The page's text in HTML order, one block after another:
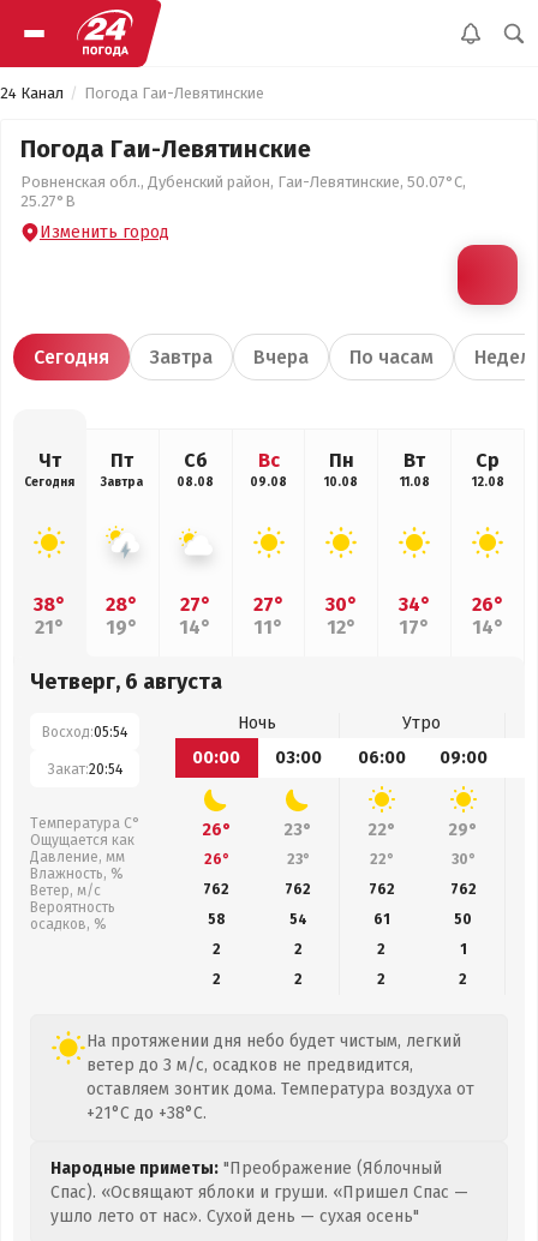
24 Канал Погода Гаи-Левятинские
Погода Гаи-Левятинские
Ровненская обл., Дубенский район, Гаи-Левятинские, 50.07°С,
25.27°В
Изменить город
Сегодня Завтра Вчера По часам
Чт
Сегодня
38°
21°
Пт
Завтра
28°
19°
Сб
08.08
27°
14°
Вс
09.08
27°
11°
Пн
10.08
30°
12°
Вт
11.08
34°
17°
Ср
12.08
26°
14°
Четверг, 6 августа
Восход:05:54
Закат:20:54
Температура С°
Ощущается как
Давление, мм
Влажность, %
Ветер, м/с
Вероятность
осадков, %
Ночь
Утро
00:00
03:00 06:00 09:00
26° 23° 22° 29°
26° 23° 22° 30°
762
762 762 762
58
54 61 50
2
2 2
1
2
2 2 2
На протяжении дня небо будет чистым, легкий
ветер до 3 м/с, осадков не предвидится,
оставляем зонтик дома. Температура воздуха от
+21°C до +38°C.
Народные приметы: "Преображение (Яблочный
Спас). «Освящают яблоки и груши. «Пришел Спас —
ушло лето от нас». Сухой день — сухая осень"